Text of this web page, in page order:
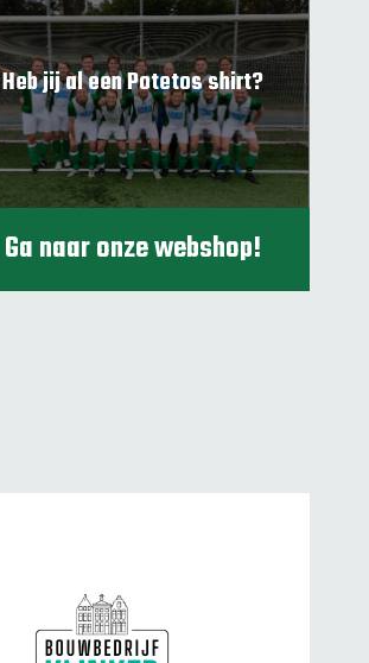
Heb jij al een Potetos shirt?
Ga naar onze webshop!